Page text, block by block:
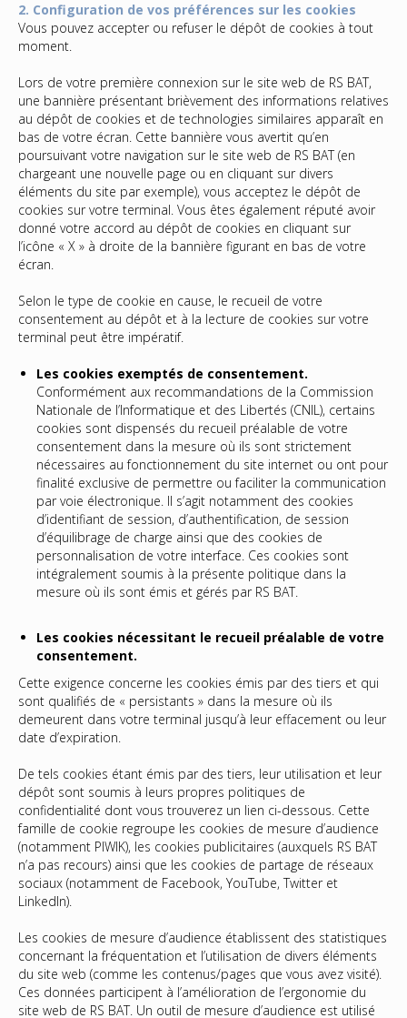
2. Configuration de vos préférences sur les cookies
Vous pouvez accepter ou refuser le dépôt de cookies à tout
moment.
Lors de votre première connexion sur le site web de RS BAT,
une bannière présentant brièvement des informations relatives
au dépôt de cookies et de technologies similaires apparaît en
bas de votre écran. Cette bannière vous avertit qu’en
poursuivant votre navigation sur le site web de RS BAT (en
chargeant une nouvelle page ou en cliquant sur divers
éléments du site par exemple), vous acceptez le dépôt de
cookies sur votre terminal. Vous êtes également réputé avoir
donné votre accord au dépôt de cookies en cliquant sur
l’icône « X » à droite de la bannière figurant en bas de votre
écran.
Selon le type de cookie en cause, le recueil de votre
consentement au dépôt et à la lecture de cookies sur votre
terminal peut être impératif.
Les cookies exemptés de consentement.
Conformément aux recommandations de la Commission
Nationale de l’Informatique et des Libertés (CNIL), certains
cookies sont dispensés du recueil préalable de votre
consentement dans la mesure où ils sont strictement
nécessaires au fonctionnement du site internet ou ont pour
finalité exclusive de permettre ou faciliter la communication
par voie électronique. Il s’agit notamment des cookies
d’identifiant de session, d’authentification, de session
d’équilibrage de charge ainsi que des cookies de
personnalisation de votre interface. Ces cookies sont
intégralement soumis à la présente politique dans la
mesure où ils sont émis et gérés par RS BAT.
Les cookies nécessitant le recueil préalable de votre
consentement.
Cette exigence concerne les cookies émis par des tiers et qui
sont qualifiés de « persistants » dans la mesure où ils
demeurent dans votre terminal jusqu’à leur effacement ou leur
date d’expiration.
De tels cookies étant émis par des tiers, leur utilisation et leur
dépôt sont soumis à leurs propres politiques de
confidentialité dont vous trouverez un lien ci-dessous. Cette
famille de cookie regroupe les cookies de mesure d’audience
(notamment PIWIK), les cookies publicitaires (auxquels RS BAT
n’a pas recours) ainsi que les cookies de partage de réseaux
sociaux (notamment de Facebook, YouTube, Twitter et
LinkedIn).
Les cookies de mesure d’audience établissent des statistiques
concernant la fréquentation et l’utilisation de divers éléments
du site web (comme les contenus/pages que vous avez visité).
Ces données participent à l’amélioration de l’ergonomie du
site web de RS BAT. Un outil de mesure d’audience est utilisé